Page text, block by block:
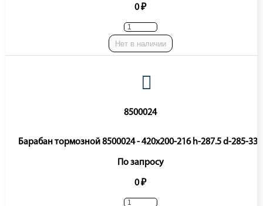
0 ₽
Нет в наличии
8500024
Барабан тормозной 8500024 - 420x200-216 h-287.5 d-285-335
По запросу
0 ₽